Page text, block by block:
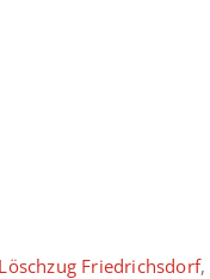
Löschzug Friedrichsdorf,